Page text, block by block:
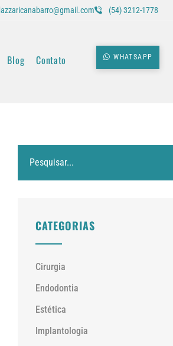
lazzaricanabarro@gmail.com (54) 3212-1778
Blog Contato WHATSAPP
CATEGORIAS
Cirurgia
Endodontia
Estética
Implantologia